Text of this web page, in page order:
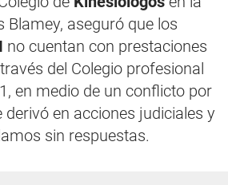
Blamey, aseguró que los
no cuentan con prestaciones
del Colegio profesional
en medio de un conflicto por
en acciones judiciales y
sin respuestas.